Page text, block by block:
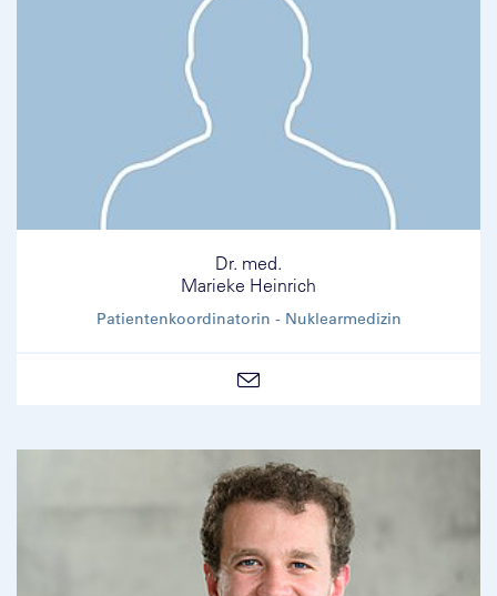
Dr. med.
Marieke Heinrich
Patientenkoordinatorin - Nuklearmedizin